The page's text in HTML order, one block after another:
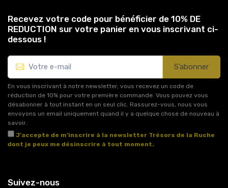
Recevez votre code pour bénéficier de 10% DE
REDUCTION sur votre panier en vous inscrivant ci-
dessous !
S’abonner
En vous inscrivant à notre newsletter, vous recevez un code de
réduction de 10% pour votre première commande. Vous pouvez vous
désabonner à tout instant en un seul clic. Rassurez-vous, nous vous
envoyons un email uniquement quand il y a quelque chose de nouveau à
savoir.
J'accepte de m'inscrire à la newsletter Trésors de la Ruche
dont je peux me désinscrire à tout moment.
Suivez-nous